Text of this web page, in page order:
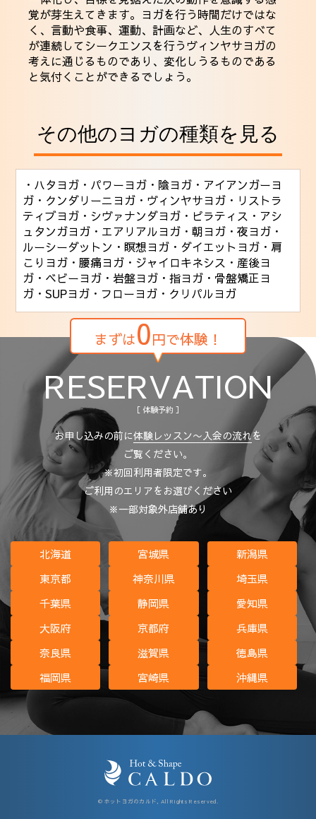
覚が芽生えてきます。ヨガを行う時間だけではな
く、言動や食事、運動、計画など、人生のすべて
が連続してシークエンスを行うヴィンヤサヨガの
考えに通じるものであり、変化しうるものである
と気付くことができるでしょう。
その他のヨガの種類を見る
・ハタヨガ ・パワーヨガ ・陰ヨガ ・アイアンガーヨ
ガ ・クンダリーニヨガ ・ヴィンヤサヨガ ・リストラ
ティブヨガ ・シヴァナンダヨガ ・ピラティス ・アシ
ュタンガヨガ ・エアリアルヨガ ・朝ヨガ ・夜ヨガ ・
ルーシーダットン ・瞑想ヨガ ・ダイエットヨガ ・肩
こりヨガ ・腰痛ヨガ ・ジャイロキネシス ・産後ヨ
ガ ・ベビーヨガ ・岩盤ヨガ ・指ヨガ ・骨盤矯正ヨ
ガ ・SUPヨガ ・フローヨガ ・クリパルヨガ
まずは0円で体験！
RESERVATION
［ 体験予約 ］
お申し込みの前に体験レッスン〜入会の流れを
ご覧ください。
※初回利用者限定です。
ご利用のエリアをお選びください
※一部対象外店舗あり
北海道 宮城県
新潟県
東京都
神奈川県
埼玉県
千葉県
静岡県
愛知県
大阪府
京都府
兵庫県
奈良県
滋賀県
徳島県
福岡県
宮崎県 沖縄県
© ホットヨガのカルド, All Rights Reserved.